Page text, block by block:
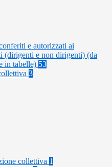
e autorizzati ai
(dirigenti e non dirigenti) (da
in tabelle) 53
3
collettiva 1